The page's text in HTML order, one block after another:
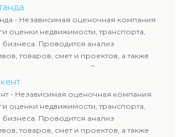
стоимость имущества и
Все отчеты соответствуют
и используются для
и судебных процессов.
- Независимая оценочная компания
оценки недвижимости, транспорта,
Проводится анализ
товаров, смет и проектов, а также
и недропользования. Эксперты
стоимость имущества и
Все отчеты соответствуют
и используются для
и судебных процессов.
- Независимая оценочная компания
оценки недвижимости, транспорта,
Проводится анализ
товаров, смет и проектов, а также